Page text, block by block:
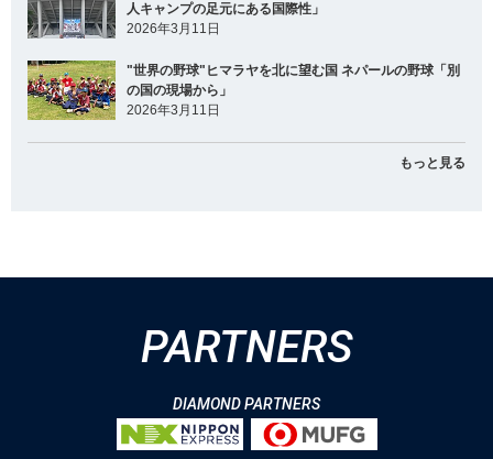
人キャンプの足元にある国際性」
2026年3月11日
"世界の野球"ヒマラヤを北に望む国 ネパールの野球「別
の国の現場から」
2026年3月11日
もっと見る
PARTNERS
DIAMOND PARTNERS